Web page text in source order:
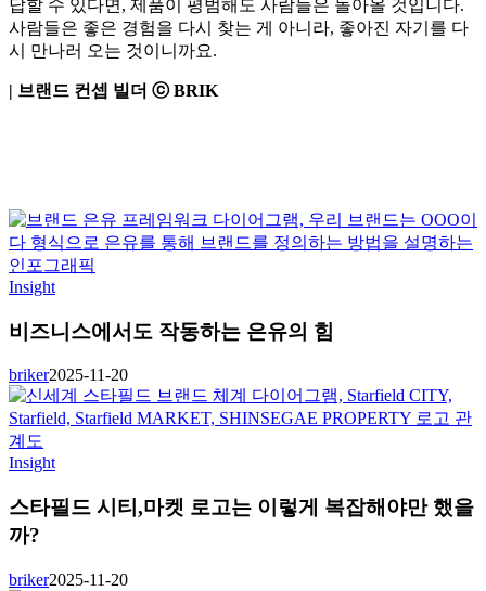
답할 수 있다면, 제품이 평범해도 사람들은 돌아올 것입니다.
사람들은 좋은 경험을 다시 찾는 게 아니라, 좋아진 자기를 다
시 만나러 오는 것이니까요.
| 브랜드 컨셉 빌더 ⓒ BRIK
Insight
비즈니스에서도 작동하는 은유의 힘
briker2025-11-20
Insight
스타필드 시티,마켓 로고는 이렇게 복잡해야만 했을
까?
briker2025-11-20